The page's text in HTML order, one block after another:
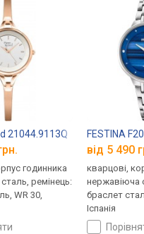
21044.9113Q
годинника
ремінець:
WR 30,
FESTINA
від 5 490
кварцові,
нержавіюча
браслет
Іспанія